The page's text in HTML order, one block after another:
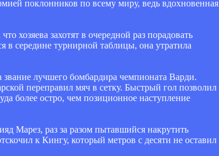
поклонников по всему миру, ведь вдохновенная
хозяева захотят в очередной раз порадовать
середине турнирной таблицы, она утратила
лучшего бомбардира чемпионата Варди.
переправил мяч в сетку. Быстрый гол позволил
более остро, чем позиционное наступление
Марез, раз за разом пытавшийся накрутить
к Кингу, который метров с десяти не оставил